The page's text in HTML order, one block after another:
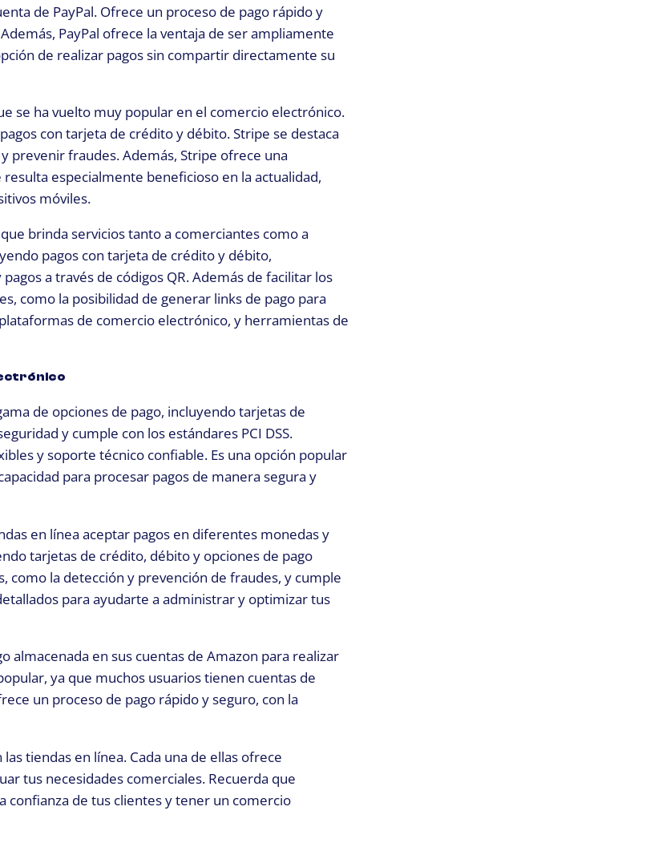
de PayPal. Ofrece un proceso de pago rápido y
PayPal ofrece la ventaja de ser ampliamente
de realizar pagos sin compartir directamente su
se ha vuelto muy popular en el comercio electrónico.
con tarjeta de crédito y débito. Stripe se destaca
prevenir fraudes. Además, Stripe ofrece una
especialmente beneficioso en la actualidad,
móviles.
brinda servicios tanto a comerciantes como a
pagos con tarjeta de crédito y débito,
a través de códigos QR. Además de facilitar los
como la posibilidad de generar links de pago para
de comercio electrónico, y herramientas de
de opciones de pago, incluyendo tarjetas de
y cumple con los estándares PCI DSS.
y soporte técnico confiable. Es una opción popular
para procesar pagos de manera segura y
en línea aceptar pagos en diferentes monedas y
tarjetas de crédito, débito y opciones de pago
como la detección y prevención de fraudes, y cumple
para ayudarte a administrar y optimizar tus
en sus cuentas de Amazon para realizar
ya que muchos usuarios tienen cuentas de
un proceso de pago rápido y seguro, con la
tiendas en línea. Cada una de ellas ofrece
tus necesidades comerciales. Recuerda que
confianza de tus clientes y tener un comercio